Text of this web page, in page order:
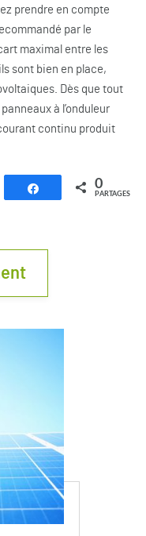
prendre en compte
par le
maximal entre les
sont bien en place,
Dès que tout
à l’onduleur
continu produit
Partagez 0
PARTAGES